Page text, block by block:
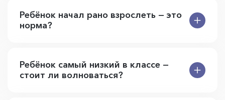
Ребёнок начал рано взрослеть — это
норма?
Ребёнок самый низкий в классе —
стоит ли волноваться?